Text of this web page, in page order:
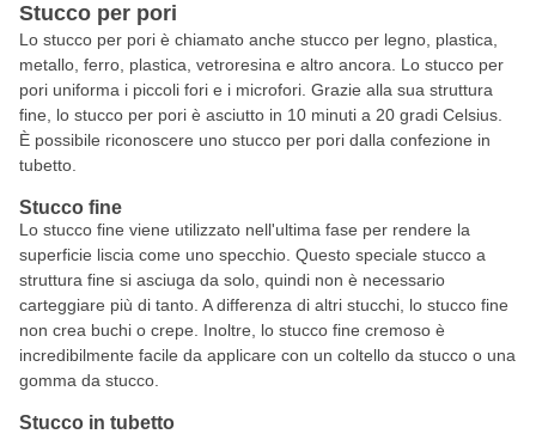
Stucco per pori
Lo stucco per pori è chiamato anche stucco per legno, plastica,
metallo, ferro, plastica, vetroresina e altro ancora. Lo stucco per
pori uniforma i piccoli fori e i microfori. Grazie alla sua struttura
fine, lo stucco per pori è asciutto in 10 minuti a 20 gradi Celsius.
È possibile riconoscere uno stucco per pori dalla confezione in
tubetto.
Stucco fine
Lo stucco fine viene utilizzato nell'ultima fase per rendere la
superficie liscia come uno specchio. Questo speciale stucco a
struttura fine si asciuga da solo, quindi non è necessario
carteggiare più di tanto. A differenza di altri stucchi, lo stucco fine
non crea buchi o crepe. Inoltre, lo stucco fine cremoso è
incredibilmente facile da applicare con un coltello da stucco o una
gomma da stucco.
Stucco in tubetto